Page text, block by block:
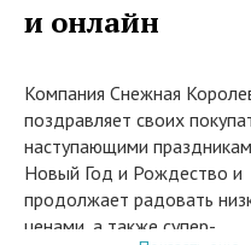
и онлайн
Компания Снежная
поздравляет своих
наступающими
Новый Год и Рождество и
продолжает радовать
ценами, а также супер-